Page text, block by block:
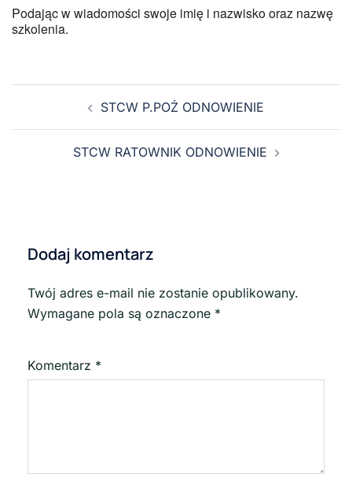
Podając w wiadomości swoje imię i nazwisko oraz nazwę
szkolenia.
STCW P.POŻ ODNOWIENIE
STCW RATOWNIK ODNOWIENIE
Dodaj komentarz
Twój adres e-mail nie zostanie opublikowany.
Wymagane pola są oznaczone *
Komentarz *